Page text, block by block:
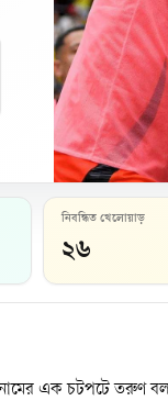
নিবন্ধিত খেলোয়াড়
২৬
এক চটপটে তরুণ